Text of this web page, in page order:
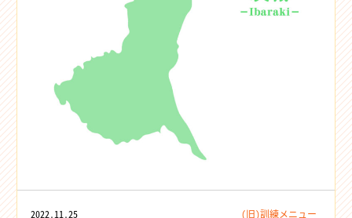
2022.11.25 (旧)訓練メニュー